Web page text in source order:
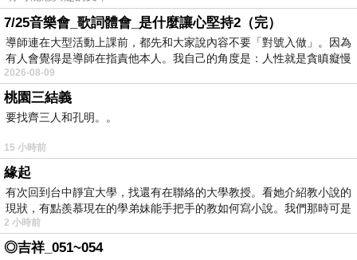
7/25音樂會_歌詞體會_是什麼讓心堅持2（完）
導師連在大型活動上課前，都先和大家說內容不要「對號入做」。因為
有人會覺得是導師在指責他本人。我自己的角度是：人性就是貪瞋癡慢
2026-08-09
桃園三結義
要找齊三人和孔明。。
15 小時前
緣起
有次回到台中靜宜大學，找還有在聯絡的大學教授。看她介紹教小說的
現狀，有點羨慕現在的學弟妹能手把手的教如何寫小說。我們那時可是
2 小時前
◎吉祥_051~054